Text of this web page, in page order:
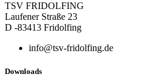
TSV FRIDOLFING
Laufener Straße 23
D -83413 Fridolfing
info@tsv-fridolfing.de
Downloads